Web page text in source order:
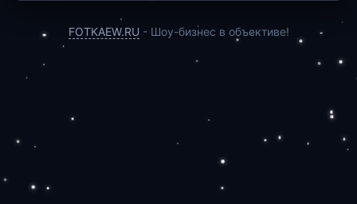
FOTKAEW.RU - Шоу-бизнес в объективе!